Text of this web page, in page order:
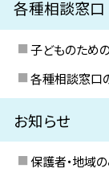
各種相談窓口
子どものため
各種相談窓口
お知らせ
保護者・地域